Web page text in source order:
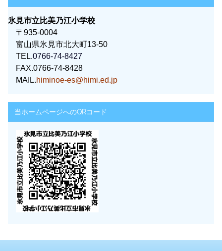
氷見市立比美乃江小学校
〒935-0004
富山県氷見市北大町13-50
TEL.0766-74-8427
FAX.0766-74-8428
MAIL.himinoe-es@himi.ed.jp
当ホームページへのQRコード